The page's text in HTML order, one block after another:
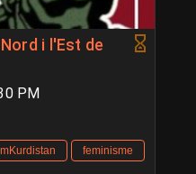
i l'Est de
PM
feminisme